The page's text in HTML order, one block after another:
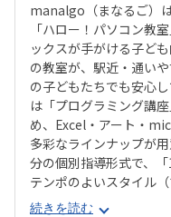
manalgo（まなるご）
「ハロー！パソコン教
ックスが手がける子ど
の教室が、駅近・通い
の子どもたちでも安心
は「プログラミング講
め、Excel・アート・
多彩なラインナップが
分の個別指導形式で、
テンポのよいスタイル
中でも「ジュニア・プ
続きを読む